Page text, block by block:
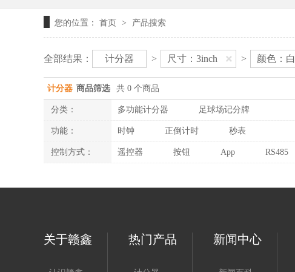
您的位置： 首页 > 产品搜索
全部结果： 计分器 > 尺寸：3inch > 颜色：白
计分器 商品筛选 共 0 个商品
分类： 多功能计分器 足球场记分牌
功能： 时钟 正倒计时 秒表
控制方式： 遥控器 按钮 App RS485
关于赣鑫 热门产品 新闻中心